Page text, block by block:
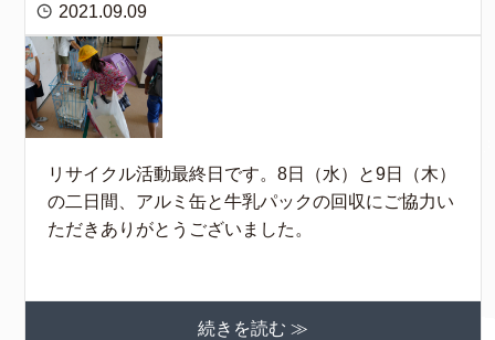
2021.09.09
リサイクル活動最終日です。8日（水）と9日（木）
の二日間、アルミ缶と牛乳パックの回収にご協力い
ただきありがとうございました。
続きを読む ≫